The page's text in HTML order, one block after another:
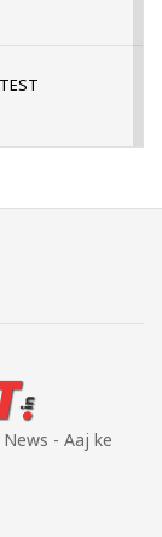
- Aaj ke